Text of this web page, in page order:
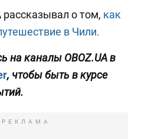
рассказывал о том, как
в Чили.
на каналы OBOZ.UA в
, чтобы быть в курсе
РЕКЛАМА